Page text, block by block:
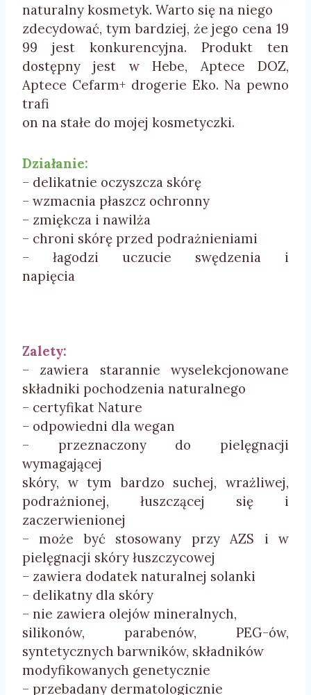
naturalny kosmetyk. Warto się na niego
zdecydować, tym bardziej, że jego cena 19
99 jest konkurencyjna. Produkt ten
dostępny jest w Hebe, Aptece DOZ,
Aptece Cefarm+ drogerie Eko. Na pewno
trafi
on na stałe do mojej kosmetyczki.
Działanie:
– delikatnie oczyszcza skórę
– wzmacnia płaszcz ochronny
– zmiękcza i nawilża
– chroni skórę przed podrażnieniami
– łagodzi uczucie swędzenia i
napięcia
Zalety:
– zawiera starannie wyselekcjonowane
składniki pochodzenia naturalnego
– certyfikat Nature
– odpowiedni dla wegan
– przeznaczonydo pielęgnacji
wymagającej
skóry, w tym bardzo suchej, wrażliwej,
podrażnionej, łuszczącej się i
zaczerwienionej
– może być stosowany przy AZS i w
pielęgnacji skóry łuszczycowej
– zawiera dodatek naturalnej solanki
– delikatny dla skóry
– nie zawiera olejów mineralnych,
silikonów, parabenów, PEG-ów,
syntetycznych barwników, składników
modyfikowanych genetycznie
– przebadany dermatologicznie